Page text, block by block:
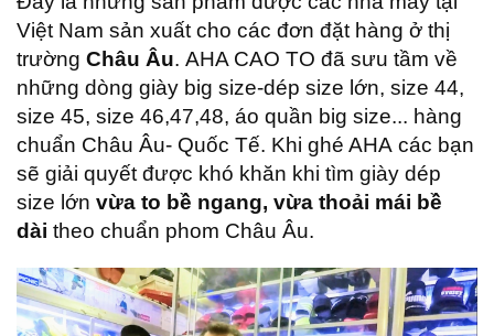
Việt Nam sản xuất cho các đơn đặt hàng ở thị
trường Châu Âu. AHA CAO TO đã sưu tầm về
những dòng giày big size-dép size lớn, size 44,
size 45, size 46,47,48, áo quần big size... hàng
chuẩn Châu Âu- Quốc Tế. Khi ghé AHA các bạn
sẽ giải quyết được khó khăn khi tìm giày dép
size lớn vừa to bề ngang, vừa thoải mái bề
dài theo chuẩn phom Châu Âu.